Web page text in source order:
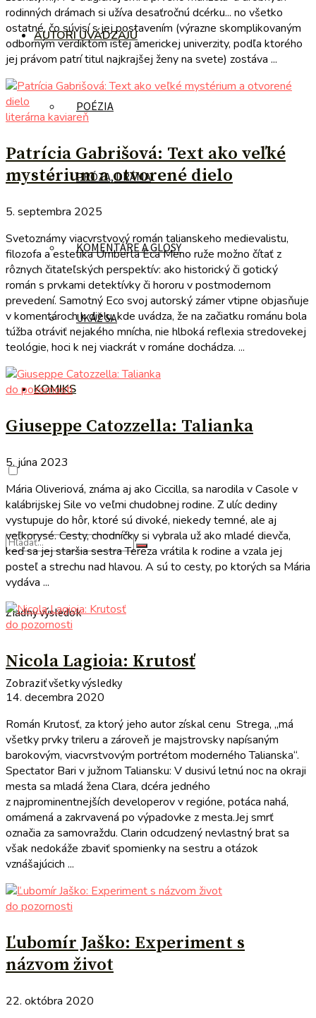
AUTORI UVÁDZAJÚ
POÉZIA
PRÓZA, DRÁMA
KOMENTÁRE A GLOSY
UKÁŽ SA
KOMIKS
Žiadny výsledok
Zobraziť všetky výsledky
rodinných drámach si užíva desaťročnú dcérku... no všetko
ostatné, čo súvisí s jej postavením (výrazne skomplikovaným
odborným verdiktom istej americkej univerzity, podľa ktorého
jej právom patrí titul najkrajšej ženy na svete) zostáva ...
literárna kaviareň
Patrícia Gabrišová: Text ako veľké
mystérium a otvorené dielo
5. septembra 2025
Svetoznámy viacvrstvový román talianskeho medievalistu,
filozofa a estetika Umberta Eca Meno ruže možno čítať z
rôznych čitateľských perspektív: ako historický či gotický
román s prvkami detektívky či hororu v postmodernom
prevedení. Samotný Eco svoj autorský zámer vtipne objasňuje
v komentároch k dielu, kde uvádza, že na začiatku románu bola
túžba otráviť nejakého mnícha, nie hlboká reflexia stredovekej
teológie, hoci k nej viackrát v románe dochádza. ...
do pozornosti
Giuseppe Catozzella: Talianka
5. júna 2023
Mária Oliveriová, známa aj ako Ciccilla, sa narodila v Casole v
kalábrijskej Sile vo veľmi chudobnej rodine. Z ulíc dediny
vystupuje do hôr, ktoré sú divoké, niekedy temné, ale aj
veľkorysé. Cesty, chodníčky si vybrala už ako mladé dievča,
keď sa jej staršia sestra Tereza vrátila k rodine a vzala jej
posteľ a strechu nad hlavou. A sú to cesty, po ktorých sa Mária
vydáva ...
do pozornosti
Nicola Lagioia: Krutosť
14. decembra 2020
Román Krutosť, za ktorý jeho autor získal cenu Strega, „má
všetky prvky trileru a zároveň je majstrovsky napísaným
barokovým, viacvrstvovým portrétom moderného Talianska“.
Spectator Bari v južnom Taliansku: V dusivú letnú noc na okraji
mesta sa mladá žena Clara, dcéra jedného
z najprominentnejších developerov v regióne, potáca nahá,
omámená a zakrvavená po výpadovke z mesta.Jej smrť
označia za samovraždu. Clarin odcudzený nevlastný brat sa
však nedokáže zbaviť spomienky na sestru a otázok
vznášajúcich ...
do pozornosti
Ľubomír Jaško: Experiment s
názvom život
22. októbra 2020